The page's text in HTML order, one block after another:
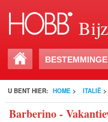
U BENT HIER: HOME > ITALIË >
Barberino -